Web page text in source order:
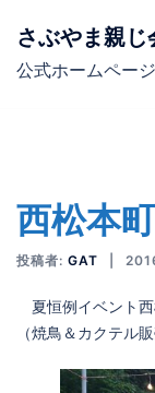
さぶやま親じ
公式ホームページ
西松本
投稿者: GAT
夏恒例イベント
（焼鳥＆カクテル